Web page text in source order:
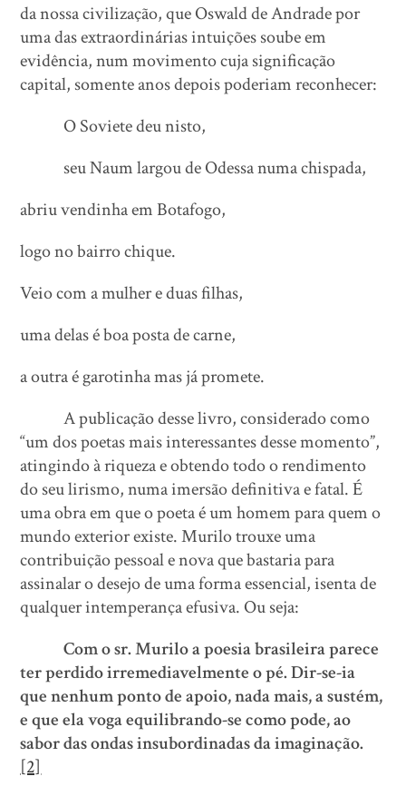
da nossa civilização, que Oswald de Andrade por
uma das extraordinárias intuições soube em
evidência, num movimento cuja significação
capital, somente anos depois poderiam reconhecer:
O Soviete deu nisto,
seu Naum largou de Odessa numa chispada,
abriu vendinha em Botafogo,
logo no bairro chique.
Veio com a mulher e duas filhas,
uma delas é boa posta de carne,
a outra é garotinha mas já promete.
A publicação desse livro, considerado como
“um dos poetas mais interessantes desse momento”,
atingindo à riqueza e obtendo todo o rendimento
do seu lirismo, numa imersão definitiva e fatal. É
uma obra em que o poeta é um homem para quem o
mundo exterior existe. Murilo trouxe uma
contribuição pessoal e nova que bastaria para
assinalar o desejo de uma forma essencial, isenta de
qualquer intemperança efusiva. Ou seja:
Com o sr. Murilo a poesia brasileira parece
ter perdido irremediavelmente o pé. Dir-se-ia
que nenhum ponto de apoio, nada mais, a sustém,
e que ela voga equilibrando-se como pode, ao
sabor das ondas insubordinadas da imaginação.
[2]